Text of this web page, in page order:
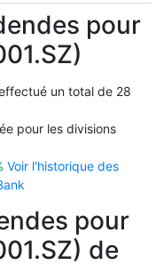
pour
un total de 28
pour les divisions
Voir l'historique des
pour
de